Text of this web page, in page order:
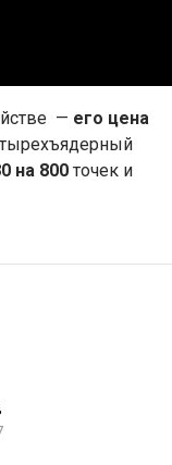
— его цена
на 800 точек и